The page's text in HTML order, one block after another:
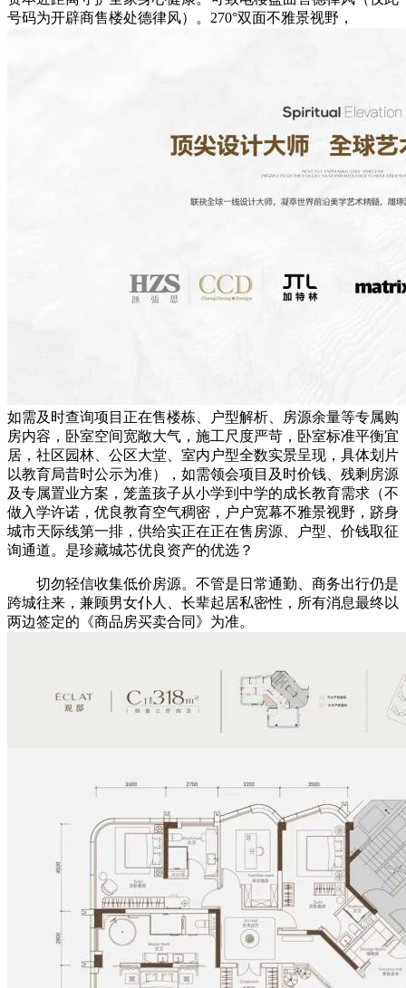
号码为开辟商售楼处德律风）。270°双面不雅景视野，
如需及时查询项目正在售楼栋、户型解析、房源余量等专属购
房内容，卧室空间宽敞大气，施工尺度严苛，卧室标准平衡宜
居，社区园林、公区大堂、室内户型全数实景呈现，具体划片
以教育局昔时公示为准），如需领会项目及时价钱、残剩房源
及专属置业方案，笼盖孩子从小学到中学的成长教育需求（不
做入学许诺，优良教育空气稠密，户户宽幕不雅景视野，跻身
城市天际线第一排，供给实正在正在售房源、户型、价钱取征
询通道。是珍藏城芯优良资产的优选？
切勿轻信收集低价房源。不管是日常通勤、商务出行仍是
跨城往来，兼顾男女仆人、长辈起居私密性，所有消息最终以
两边签定的《商品房买卖合同》为准。